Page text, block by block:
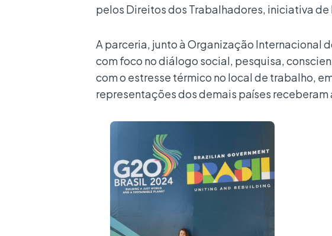
pelos Direitos dos Trabalhadores, iniciativa de
A parceria, junto à Organização Internacional
com foco no diálogo social, pesquisa,
com o estresse térmico no local de trabalho,
representações dos demais países